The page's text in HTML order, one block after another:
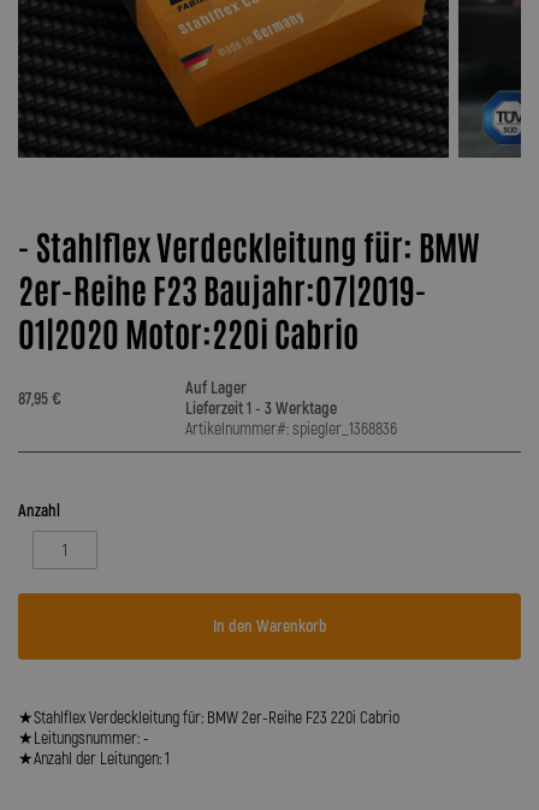
- Stahlflex Verdeckleitung für: BMW
2er-Reihe F23 Baujahr:07|2019-
01|2020 Motor:220i Cabrio
87,95 €
Auf Lager
Lieferzeit 1 - 3 Werktage
Artikelnummer#: spiegler_1368836
Anzahl
In den Warenkorb
★Stahlflex Verdeckleitung für: BMW 2er-Reihe F23 220i Cabrio
★Leitungsnummer: -
★Anzahl der Leitungen: 1